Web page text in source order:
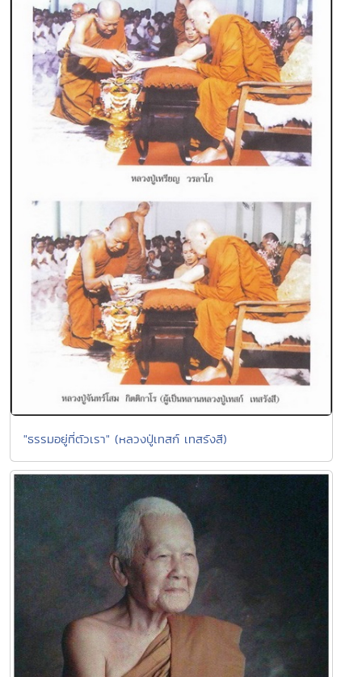
"ธรรมอยู่ที่ตัวเรา" (หลวงปู่เทสก์ เทสรังสี)